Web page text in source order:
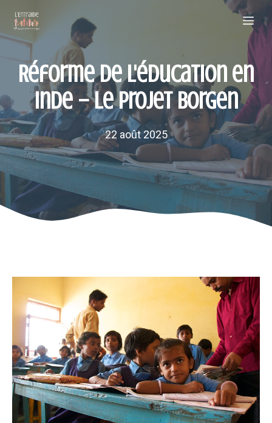
contenu
Réforme de l'éducation en
Inde – Le projet Borgen
22 août 2025